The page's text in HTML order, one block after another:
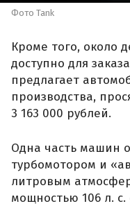
Фото Tank
Кроме того, около
доступно для
предлагает
производства,
3 163 000 рублей.
Одна часть машин
турбомотором и
литровым
мощностью 106 л.